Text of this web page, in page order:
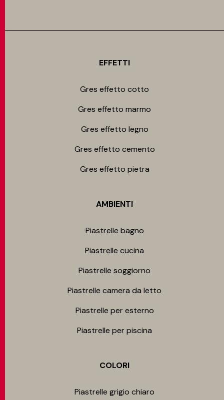
EFFETTI
Gres effetto cotto
Gres effetto marmo
Gres effetto legno
Gres effetto cemento
Gres effetto pietra
AMBIENTI
Piastrelle bagno
Piastrelle cucina
Piastrelle soggiorno
Piastrelle camera da letto
Piastrelle per esterno
Piastrelle per piscina
COLORI
Piastrelle grigio chiaro